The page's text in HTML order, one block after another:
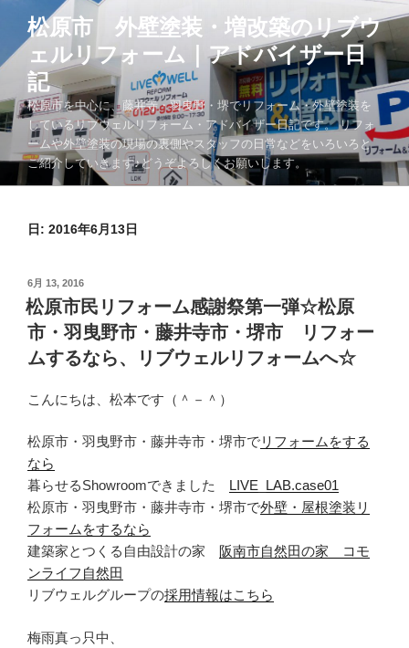
テ
ツ
へ
キ
ッ
松原市 外壁塗装・増改築のリブウ
ェルリフォーム｜アドバイザー日
記
松原市を中心に、藤井寺・羽曳野・堺でリフォーム・外壁塗装を
しているリブウェルリフォーム・アドバイザー日記です。 リフォ
ームや外壁塗装の現場の裏側やスタッフの日常などをいろいろと
ご紹介していきます♪どうぞよろしくお願いします。
日: 2016年6月13日
投
稿
日:
6月 13, 2016
松原市民リフォーム感謝祭第一弾☆松原
市・羽曳野市・藤井寺市・堺市 リフォー
ムするなら、リブウェルリフォームへ☆
こんにちは、松本です（＾－＾）
松原市・羽曳野市・藤井寺市・堺市でリフォームをする
なら
暮らせるShowroomできました LIVE_LAB.case01
松原市・羽曳野市・藤井寺市・堺市で外壁・屋根塗装リ
フォームをするなら
建築家とつくる自由設計の家 阪南市自然田の家 コモ
ンライフ自然田
リブウェルグループの採用情報はこちら
梅雨真っ只中、